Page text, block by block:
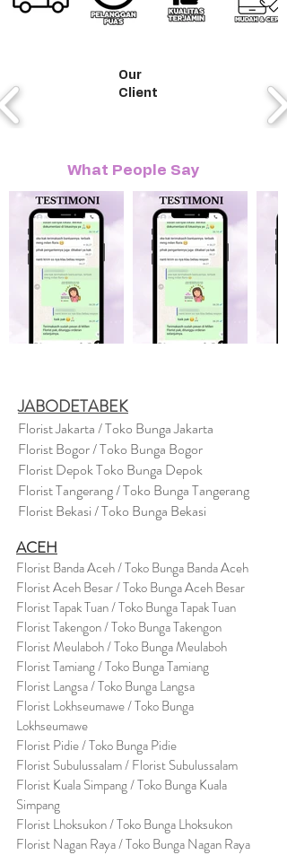
Our
Client
What People Say
JABODETABEK
Florist Jakarta / Toko Bunga Jakarta
Florist Bogor / Toko Bunga Bogor
Florist Depok Toko Bunga Depok
Florist Tangerang / Toko Bunga Tangerang
Florist Bekasi / Toko Bunga Bekasi
ACEH
Florist Banda Aceh / Toko Bunga Banda Aceh
Florist Aceh Besar / Toko Bunga Aceh Besar
Florist Tapak Tuan / Toko Bunga Tapak Tuan
Florist Takengon / Toko Bunga Takengon
Florist Meulaboh / Toko Bunga Meulaboh
Florist Tamiang / Toko Bunga Tamiang
Florist Langsa / Toko Bunga Langsa
Florist Lokhseumawe / Toko Bunga
Lokhseumawe
Florist Pidie / Toko Bunga Pidie
Florist Subulussalam / Florist Subulussalam
Florist Kuala Simpang / Toko Bunga Kuala
Simpang
Florist Lhoksukon / Toko Bunga Lhoksukon
Florist Nagan Raya / Toko Bunga Nagan Raya